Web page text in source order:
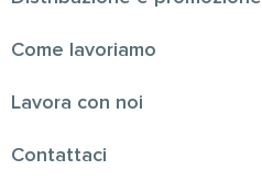
Come lavoriamo
Lavora con noi
Contattaci